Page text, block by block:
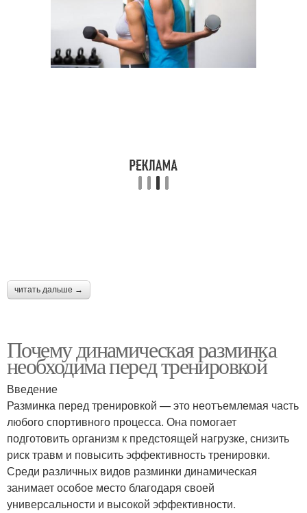
читать дальше →
Почему динамическая разминка
необходима перед тренировкой
Введение
Разминка перед тренировкой — это неотъемлемая часть
любого спортивного процесса. Она помогает
подготовить организм к предстоящей нагрузке, снизить
риск травм и повысить эффективность тренировки.
Среди различных видов разминки динамическая
занимает особое место благодаря своей
универсальности и высокой эффективности.